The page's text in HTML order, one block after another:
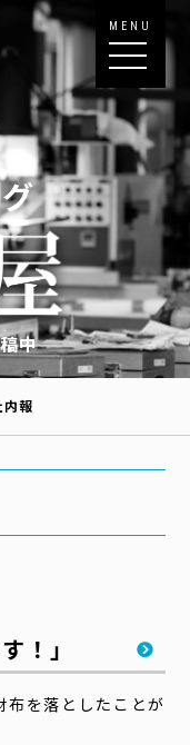
MENU
中
内報
！」
を落としたことが